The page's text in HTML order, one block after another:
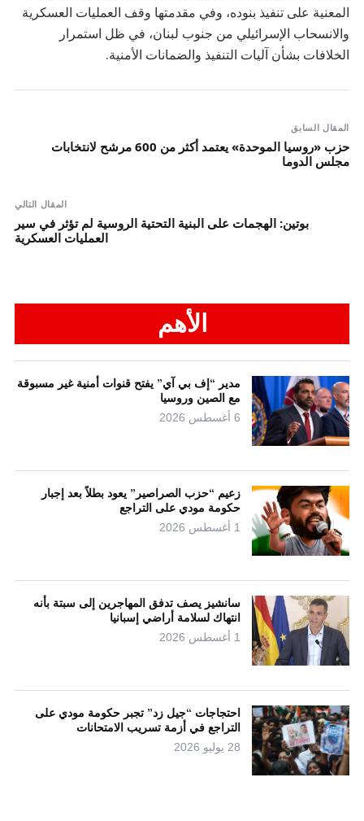
المعنية على تنفيذ بنوده، وفي مقدمتها وقف العمليات العسكرية
والانسحاب الإسرائيلي من جنوب لبنان، في ظل استمرار
الخلافات بشأن آليات التنفيذ والضمانات الأمنية.
المقال السابق
حزب «روسيا الموحدة» يعتمد أكثر من 600 مرشح لانتخابات
مجلس الدوما
المقال التالي
بوتين: الهجمات على البنية التحتية الروسية لم تؤثر في سير
العمليات العسكرية
الأهم
مدير “إف بي آي” يفتح قنوات أمنية غير مسبوقة
مع الصين وروسيا
6 أغسطس 2026
زعيم “حزب الصراصير” يعود بطلاً بعد إجبار
حكومة مودي على التراجع
1 أغسطس 2026
سانشيز يصف تدفق المهاجرين إلى سبتة بأنه
انتهاك لسلامة أراضي إسبانيا
1 أغسطس 2026
احتجاجات “جيل زد” تجبر حكومة مودي على
التراجع في أزمة تسريب الامتحانات
28 يوليو 2026